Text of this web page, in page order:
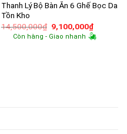
Thanh Lý Bộ Bàn Ăn 6 Ghế Bọc Da
Tồn Kho
14,500,000₫ Giá
gốc
là:
9,100,000₫Giá
hiện
tại
Còn hàng - Giao nhanh